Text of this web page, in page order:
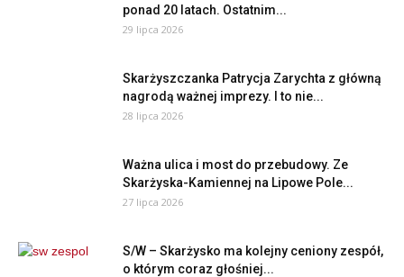
ponad 20 latach. Ostatnim...
29 lipca 2026
Skarżyszczanka Patrycja Zarychta z główną
nagrodą ważnej imprezy. I to nie...
28 lipca 2026
Ważna ulica i most do przebudowy. Ze
Skarżyska-Kamiennej na Lipowe Pole...
27 lipca 2026
S/W – Skarżysko ma kolejny ceniony zespół,
o którym coraz głośniej...